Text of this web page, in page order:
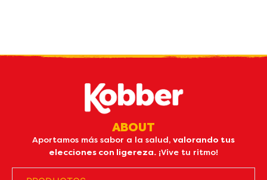
ABOUT
Aportamos más sabor a la salud, valorando tus
elecciones con ligereza. ¡Vive tu ritmo!